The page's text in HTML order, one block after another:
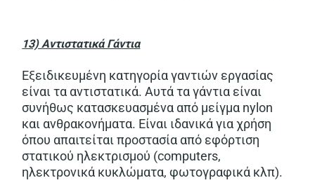
13) Αντιστατικά Γάντια
Εξειδικευμένη κατηγορία γαντιών εργασίας
είναι τα αντιστατικά. Αυτά τα γάντια είναι
συνήθως κατασκευασμένα από μείγμα nylon
και ανθρακονήματα. Είναι ιδανικά για χρήση
όπου απαιτείται προστασία από εφόρτιση
στατικού ηλεκτρισμού (computers,
ηλεκτρονικά κυκλώματα, φωτογραφικά κλπ).